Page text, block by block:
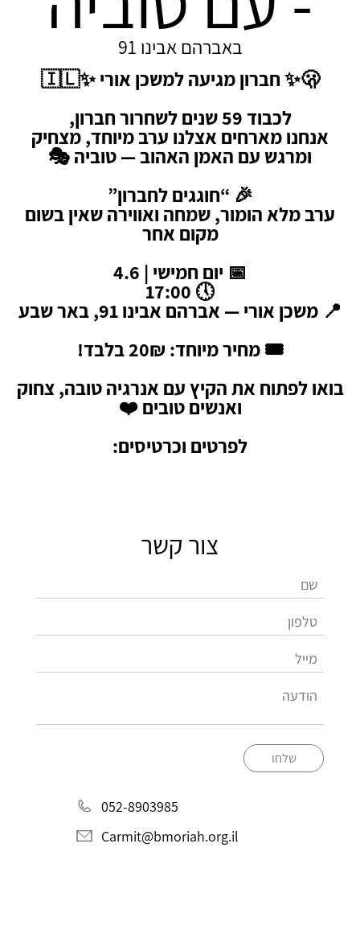
באברהם אבינו 91
🫢✨ חברון מגיעה למשכן אורי ✨🇮🇱
לכבוד 59 שנים לשחרור חברון,
אנחנו מארחים אצלנו ערב מיוחד, מצחיק
ומרגש עם האמן האהוב — טוביה 🎭
🎉 “חוגגים לחברון”
ערב מלא הומור, שמחה ואווירה שאין בשום
מקום אחר
📅 יום חמישי | 4.6
🕔 17:00
📍 משכן אורי — אברהם אבינו 91, באר שבע
🎟️ מחיר מיוחד: 20₪ בלבד!
בואו לפתוח את הקיץ עם אנרגיה טובה, צחוק
ואנשים טובים ❤️
לפרטים וכרטיסים:
צור קשר
שלחו
052-8903985
Carmit@bmoriah.org.il